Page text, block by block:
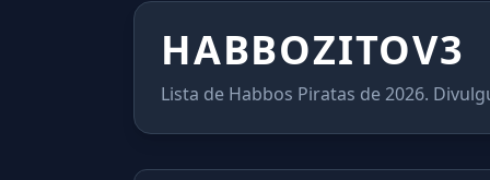
HABBOZITOV3
Lista de Habbos Piratas de 2026.